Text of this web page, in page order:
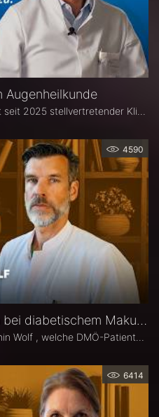
Augenheilkunde
4590
Chirurgische Intervention bei diabetischem Makulaödem – Prof. Dr. Armin Wolf
6414